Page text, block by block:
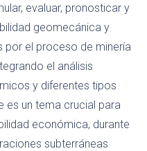
evaluar, pronosticar y
geomecánica y
por el proceso de minería
el análisis
y diferentes tipos
es un tema crucial para
económica, durante
subterráneas